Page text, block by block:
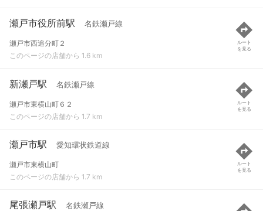
瀬戸市役所前駅 名鉄瀬戸線
瀬戸市西追分町２
このページの店舗から 1.6 km
ルート
を見る
新瀬戸駅 名鉄瀬戸線
瀬戸市東横山町６２
このページの店舗から 1.7 km
ルート
を見る
瀬戸市駅 愛知環状鉄道線
瀬戸市東横山町
このページの店舗から 1.7 km
ルート
を見る
尾張瀬戸駅 名鉄瀬戸線